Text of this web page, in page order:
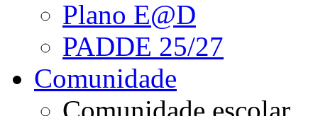
Plano E@D
PADDE 25/27
Comunidade
Comunidade escolar